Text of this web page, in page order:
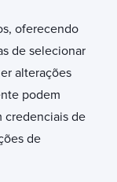
oferecendo
de selecionar
alterações
podem
credenciais de
de